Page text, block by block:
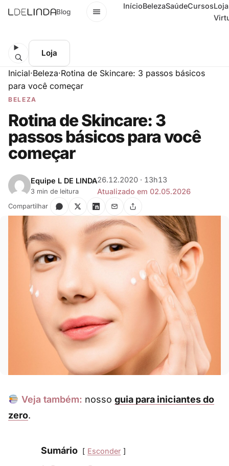
Blog Menu InícioBelezaSaúdeCursosLoja
Loja
Inicial·Beleza·Rotina de Skincare: 3 passos básicos
para você começar
BELEZA
Rotina de Skincare: 3
passos básicos para você
começar
Equipe L DE LINDA
3 min de leitura
26.12.2020 · 13h13
Atualizado em 02.05.2026
Compartilhar
Veja também: nosso guia para iniciantes do
zero.
Sumário Esconder